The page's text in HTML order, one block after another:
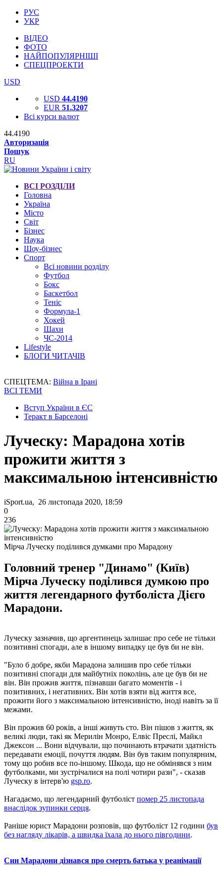
РУС
УКР
ВІДЕО
ФОТО
НАЙПОПУЛЯРНІШІ
СПЕЦПРОЕКТИ
USD
USD 44.4190
EUR 51.3207
Всі курси валют
44.4190
Авторизація
Пошук
RU
ВСІ РОЗДІЛИ
Головна
Україна
Місто
Світ
Бізнес
Наука
Шоу-бізнес
Спорт
Всі новини розділу
Футбол
Бокс
Баскетбол
Теніс
Формула-1
Хокей
Шахи
ЧС-2014
Lifestyle
БЛОГИ ЧИТАЧІВ
СПЕЦТЕМА: Війна в Ірані
ВСІ ТЕМИ
Вступ України в ЄС
Теракт в Барселоні
Луческу: Марадона хотів
прожити життя з
максимальною інтенсивністю
iSport.ua, 26 листопада 2020, 18:59
0
236
Мірча Луческу поділився думками про Марадону
Головний тренер "Динамо" (Київ)
Мірча Луческу поділився думкою про
життя легендарного футболіста Дієго
Марадони.
Луческу зазначив, що аргентинець залишає про себе не тільки
позитивні спогади, але в іншому випадку це був би не він.
"Було б добре, якби Марадона залишив про себе тільки
позитивні спогади для майбутніх поколінь, але це був би не
він. Він прожив життя, пізнавши багато моментів - і
позитивних, і негативних. Він хотів взяти від життя все,
прожити його з максимальною інтенсивністю, іноді навіть за її
межами.
Він прожив 60 років, а інші живуть сто. Він пішов з життя, як
великі люди, такі як Мерилін Монро, Елвіс Преслі, Майкл
Джексон ... Вони відчували, що починають втрачати здатність
передавати емоції, почуття людям. Він був таким популярним,
тому що робив все по-іншому. Шкода, що не обмінявся з ним
футболками, ми зустрічалися на полі чотири рази", - сказав
Луческу в інтерв'ю gsp.ro.
Нагадаємо, що легендарний футболіст помер 25 листопада
внаслідок зупинки серця.
Раніше юрист Марадони розповів, що футболіст 12 години був
без нагляду лікарів, а швидка їхала до нього півгодини.
Син Марадони дізнався про смерть батька у реанімації